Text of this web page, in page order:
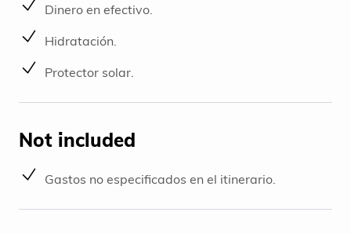
Dinero en efectivo.
Hidratación.
Protector solar.
Not included
Gastos no especificados en el itinerario.